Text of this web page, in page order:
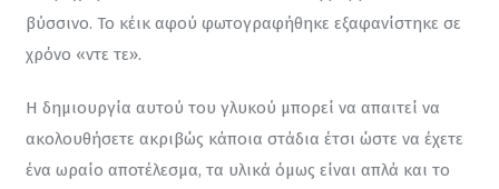
βύσσινο. Το κέικ αφού φωτογραφήθηκε εξαφανίστηκε σε
χρόνο «ντε τε».
Η δημιουργία αυτού του γλυκού μπορεί να απαιτεί να
ακολουθήσετε ακριβώς κάποια στάδια έτσι ώστε να έχετε
ένα ωραίο αποτέλεσμα, τα υλικά όμως είναι απλά και το